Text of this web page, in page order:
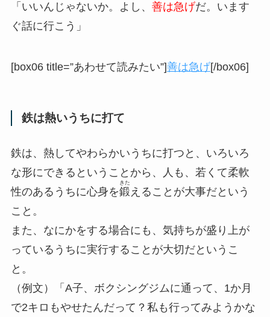
「いいんじゃないか。よし、 善は急げだ。います
ぐ話に行こう」
[box06 title=”あわせて読みたい”]善は急げ[/box06]
鉄は熱いうちに打て
鉄は、熱してやわらかいうちに打つと、いろいろ
な形にできるということから、人も、若くて柔軟
性のあるうちに心身を鍛
きた
えることが大事だという
こと。
また、なにかをする場合にも、気持ちが盛り上が
っているうちに実行することが大切だというこ
と。
（例文）「A子、ボクシングジムに通って、1か月
で2キロもやせたんだって？私も行ってみようかな